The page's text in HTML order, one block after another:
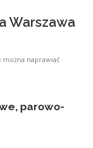
Warszawa
naprawiać
parowo-